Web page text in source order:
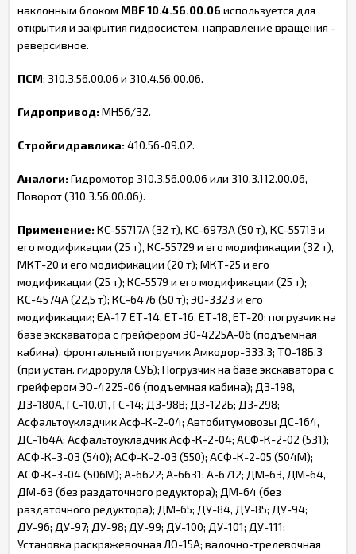
наклонным блоком MBF 10.4.56.00.06 используется для
открытия и закрытия гидросистем, направление вращения -
реверсивное.
ПСМ: 310.3.56.00.06 и 310.4.56.00.06.
Гидропривод:МН56/32.
Стройгидравлика:410.56-09.02.
Аналоги:Гидромотор 310.3.56.00.06 или 310.3.112.00.06,
Поворот (310.3.56.00.06).
Применение:КС-55717А (32 т), КС-6973А (50 т), КС-55713 и
его модификации (25 т), КС-55729 и его модификации (32 т),
МКТ-20 и его модификации (20 т); МКТ-25 и его
модификации (25 т); КС-5579 и его модификации (25 т);
КС-4574А (22,5 т); КС-6476 (50 т); ЭО-3323 и его
модификации; ЕА-17, ЕТ-14, ЕТ-16, ЕТ-18, ЕТ-20; погрузчик на
базе экскаватора с грейфером ЭО-4225А-06 (подъемная
кабина), фронтальный погрузчик Амкодор-333.3; ТО-18Б.3
(при устан. гидроруля СУБ); Погрузчик на базе экскаватора с
грейфером ЭО-4225-06 (подъемная кабина); ДЗ-198,
ДЗ-180А, ГС-10.01, ГС-14; ДЗ-98В; ДЗ-122Б; ДЗ-298;
Асфальтоукладчик Асф-К-2-04; Автобитумовозы ДС-164,
ДС-164А; Асфальтоукладчик Асф-К-2-04; АСФ-К-2-02 (531);
АСФ-К-3-03 (540); АСФ-К-2-03 (550); АСФ-К-2-05 (504М);
АСФ-К-3-04 (506М); А-6622; А-6631; А-6712; ДМ-63, ДМ-64,
ДМ-63 (без раздаточного редуктора); ДМ-64 (без
раздаточного редуктора); ДМ-65; ДУ-84, ДУ-85; ДУ-94;
ДУ-96; ДУ-97; ДУ-98; ДУ-99; ДУ-100; ДУ-101; ДУ-111;
Установка раскряжевочная ЛО-15А; валочно-трелевочная